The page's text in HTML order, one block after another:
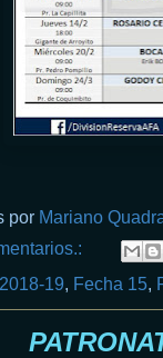
por Mariano
2018-19, Fecha 15,